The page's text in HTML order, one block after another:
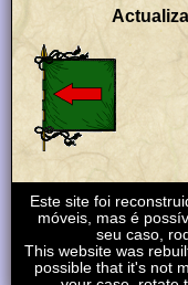
Este site foi
móveis, mas é
seu caso,
This website was
possible that it's not mobile friendly on some of them. If that's